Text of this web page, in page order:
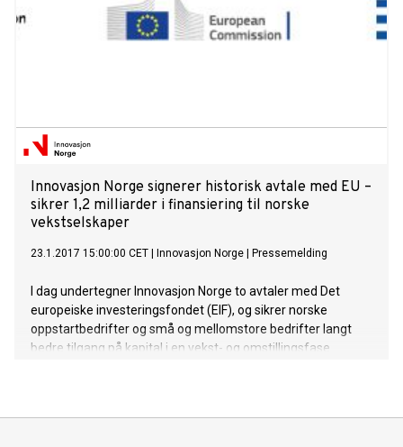
Innovasjon Norge signerer historisk avtale med EU –
sikrer 1,2 milliarder i finansiering til norske
vekstselskaper
23.1.2017 15:00:00 CET Innovasjon Norge Pressemelding
I dag undertegner Innovasjon Norge to avtaler med Det
europeiske investeringsfondet (EIF), og sikrer norske
oppstartbedrifter og små og mellomstore bedrifter langt
bedre tilgang på kapital i en vekst- og omstillingsfase.